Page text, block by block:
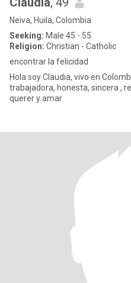
Neiva, Huila, Colombia
Seeking: Male 45 - 55
Religion: Christian - Catholic
encontrar la felicidad
Hola soy Claudia, vivo en
trabajadora, honesta, sincera , respetuosa, fiel, leal, dispuesta a
querer y amar